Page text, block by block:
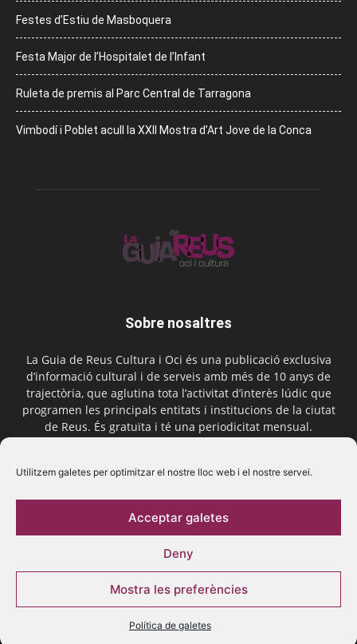
Utilitzem galetes per optimitzar el nostre lloc web i el nostre servei.
Acceptar galetes
Deny
Mostra les preferències
Política de galetes
Festes d’Estiu de Masboquera
Festa Major de l’Hospitalet de l’Infant
Ruleta de premis al Parc Central de Tarragona
Vimbodí i Poblet acull la XXII Mostra d’Art Jove de la Conca
Sobre nosaltres
La Guia de Reus Cultura i Oci és una publicació exclusiva
d’informació cultural i de serveis amb més de 10 anys de
trajectòria, que aglutina tota l’activitat d’interès lúdic que
programen les principals entitats i institucions de la ciutat
de Reus. És gratuïta i té una periodicitat mensual.
Segueix-nos
© 2016 La Guia de Reus | Creada per Be Marketing